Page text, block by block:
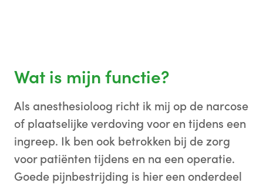
Wat is mijn functie?
Als anesthesioloog richt ik mij op de narcose
of plaatselijke verdoving voor en tijdens een
ingreep. Ik ben ook betrokken bij de zorg
voor patiënten tijdens en na een operatie.
Goede pijnbestrijding is hier een onderdeel